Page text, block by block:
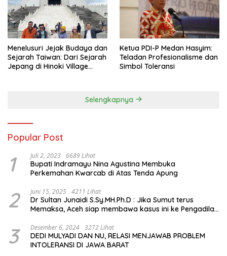
Menelusuri Jejak Budaya dan
Sejarah Taiwan: Dari Sejarah
Jepang di Hinoki Village
Ketua PDI-P Medan Hasyim:
Teladan Profesionalisme dan
Simbol Toleransi
Selengkapnya
Popular Post
1 Juli 2, 2023 6689 Lihat
Bupati Indramayu Nina Agustina Membuka
Perkemahan Kwarcab di Atas Tenda Apung
2 Juni 15, 2025 4211 Lihat
Dr Sultan Junaidi S.Sy.MH.Ph.D : Jika Sumut terus
Memaksa, Aceh siap membawa kasus ini ke Pengadilan
3 Desember 6, 2024 3272 Lihat
DEDI MULYADI DAN NU, RELASI MENJAWAB PROBLEM
INTOLERANSI DI JAWA BARAT